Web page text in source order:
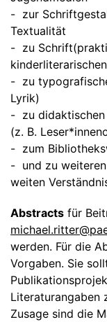
- zur
Textualität
- zu
- zu
Lyrik)
- zu didaktischen
(z. B.
- zum
- und zu weiteren
weiten
Abstracts für
werden. Für die
Vorgaben. Sie
Zusage sind die